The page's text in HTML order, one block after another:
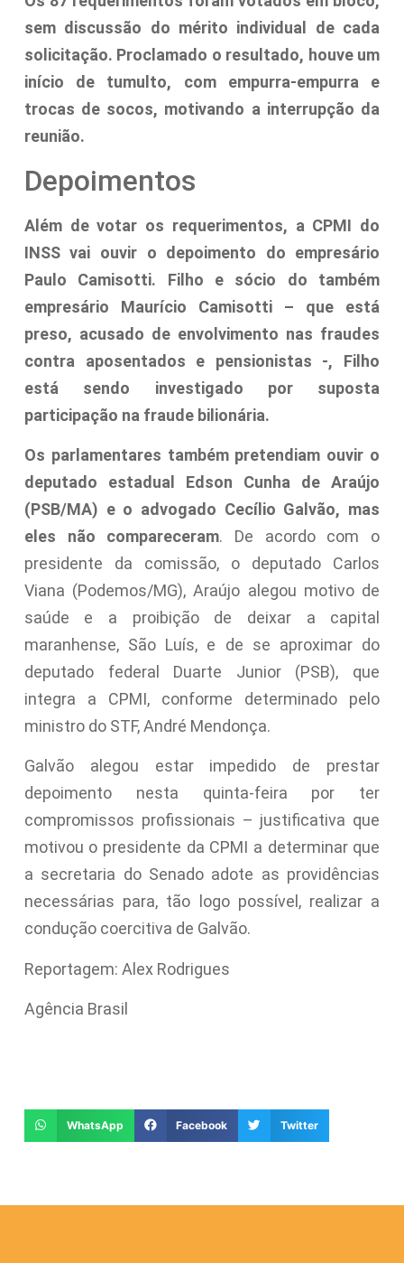
sem discussão do mérito individual de cada
solicitação. Proclamado o resultado, houve um
início de tumulto, com empurra-empurra e
trocas de socos, motivando a interrupção da
reunião.
Depoimentos
Além de votar os requerimentos, a CPMI do
INSS vai ouvir o depoimento do empresário
Paulo Camisotti. Filho e sócio do também
empresário Maurício Camisotti – que está
preso, acusado de envolvimento nas fraudes
contra aposentados e pensionistas -, Filho
está sendo investigado por suposta
participação na fraude bilionária.
Os parlamentares também pretendiam ouvir o
deputado estadual Edson Cunha de Araújo
(PSB/MA) e o advogado Cecílio Galvão, mas
eles não compareceram. De acordo com o
presidente da comissão, o deputado Carlos
Viana (Podemos/MG), Araújo alegou motivo de
saúde e a proibição de deixar a capital
maranhense, São Luís, e de se aproximar do
deputado federal Duarte Junior (PSB), que
integra a CPMI, conforme determinado pelo
ministro do STF, André Mendonça.
Galvão alegou estar impedido de prestar
depoimento nesta quinta-feira por ter
compromissos profissionais – justificativa que
motivou o presidente da CPMI a determinar que
a secretaria do Senado adote as providências
necessárias para, tão logo possível, realizar a
condução coercitiva de Galvão.
Reportagem: Alex Rodrigues
Agência Brasil
WhatsApp Facebook Twitter